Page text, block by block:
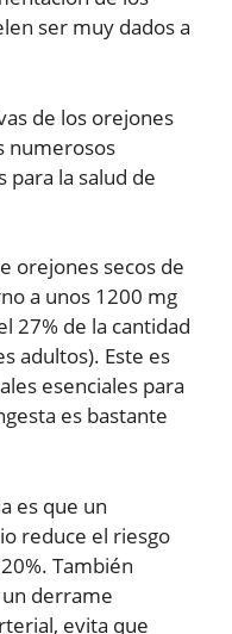
ser muy dados a
de los orejones
numerosos
la salud de
orejones secos de
a unos 1200 mg
27% de la cantidad
adultos). Este es
esenciales para
es bastante
es que un
reduce el riesgo
También
derrame
evita que